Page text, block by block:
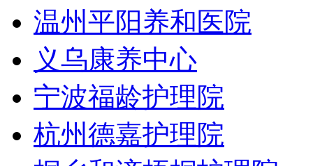
温州平阳养和医院
义乌康养中心
宁波福龄护理院
杭州德嘉护理院